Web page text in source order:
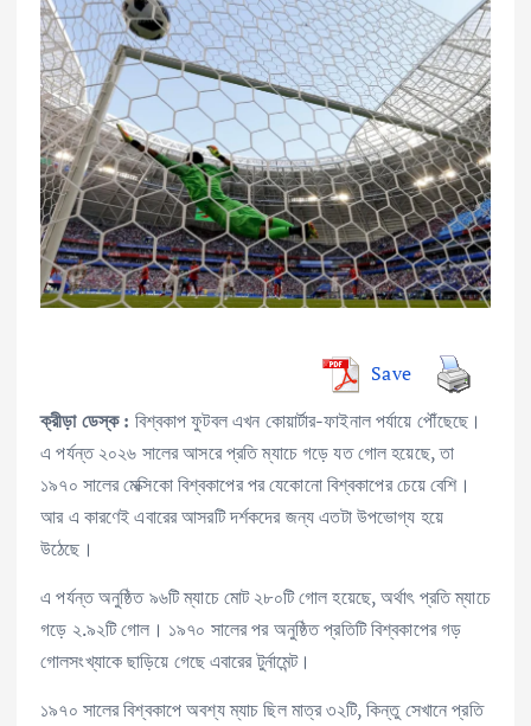
Save
ক্রীড়া ডেস্ক : বিশ্বকাপ ফুটবল এখন কোয়ার্টার-ফাইনাল পর্যায়ে পৌঁছেছে।
এ পর্যন্ত ২০২৬ সালের আসরে প্রতি ম্যাচে গড়ে যত গোল হয়েছে, তা
১৯৭০ সালের মেক্সিকো বিশ্বকাপের পর যেকোনো বিশ্বকাপের চেয়ে বেশি।
আর এ কারণেই এবারের আসরটি দর্শকদের জন্য এতটা উপভোগ্য হয়ে
উঠেছে।
এ পর্যন্ত অনুষ্ঠিত ৯৬টি ম্যাচে মোট ২৮০টি গোল হয়েছে, অর্থাৎ প্রতি ম্যাচে
গড়ে ২.৯২টি গোল। ১৯৭০ সালের পর অনুষ্ঠিত প্রতিটি বিশ্বকাপের গড়
গোলসংখ্যাকে ছাড়িয়ে গেছে এবারের টুর্নামেন্ট।
১৯৭০ সালের বিশ্বকাপে অবশ্য ম্যাচ ছিল মাত্র ৩২টি, কিন্তু সেখানে প্রতি